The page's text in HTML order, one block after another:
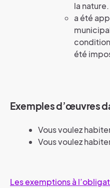
la nature.
a été
été
Exemples d’œuvres
Vous voulez
Vous voulez
Les exemptions à